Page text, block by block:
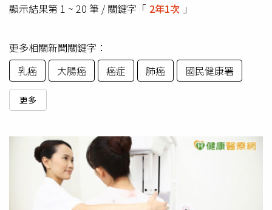
顯示結果第 1 ~ 20 筆 / 關鍵字「 2年1次 」
更多相關新聞關鍵字：
乳癌
大腸癌 癌症 肺癌 國民健康署
更多